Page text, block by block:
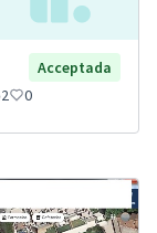
Acceptada
2 0